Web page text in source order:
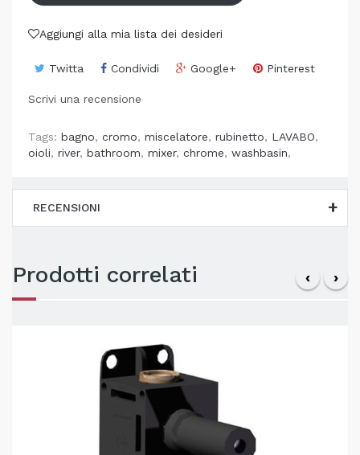
Aggiungi alla mia lista dei desideri
Twitta Condividi Google+ Pinterest
Scrivi una recensione
Tags: bagno, cromo, miscelatore, rubinetto, LAVABO,
oioli, river, bathroom, mixer, chrome, washbasin,
RECENSIONI
Prodotti correlati ‹ ›